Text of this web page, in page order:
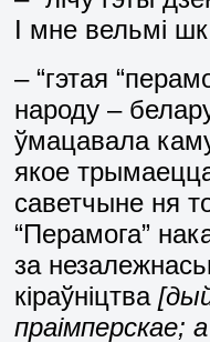
І мне вельмі
– “гэтая
народу –
ўмацавала
якое
саветчыне ня
“Перамога”
за
кіраўніцтва